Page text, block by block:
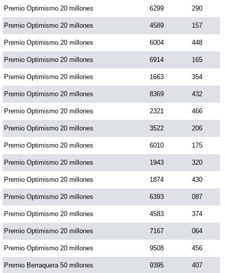
Premio Optimismo 20 millones 6299 290
Premio Optimismo 20 millones 4589 157
Premio Optimismo 20 millones 6004 448
Premio Optimismo 20 millones 6914 165
Premio Optimismo 20 millones 1663 354
Premio Optimismo 20 millones 8369 432
Premio Optimismo 20 millones 2321 466
Premio Optimismo 20 millones 3522 206
Premio Optimismo 20 millones 6010 175
Premio Optimismo 20 millones 1943 320
Premio Optimismo 20 millones 1874 430
Premio Optimismo 20 millones 6393 087
Premio Optimismo 20 millones 4583 374
Premio Optimismo 20 millones 7167 064
Premio Optimismo 20 millones 9508 456
Premio Berraquera 50 millones 9395 407